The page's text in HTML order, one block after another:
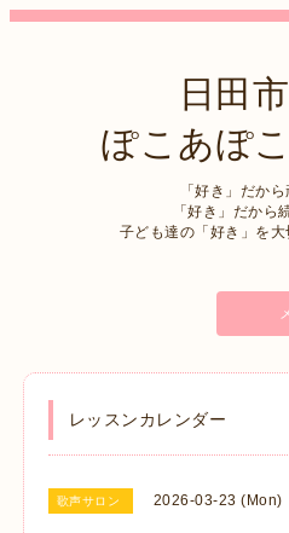
日田
ぽこあぽ
「好き」だか
「好き」だから
子ども達の「好き」を
レッスンカレンダー
歌声サロン 2026-03-23 (Mon)